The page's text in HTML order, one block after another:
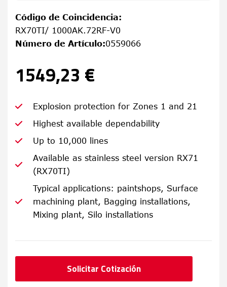
Código de Coincidencia:
RX70TI/ 1000AK.72RF-V0
Número de Artículo:0559066
1549,23 €
Explosion protection for Zones 1 and 21
Highest available dependability
Up to 10,000 lines
Available as stainless steel version RX71
(RX70TI)
Typical applications: paintshops, Surface
machining plant, Bagging installations,
Mixing plant, Silo installations
Solicitar Cotización